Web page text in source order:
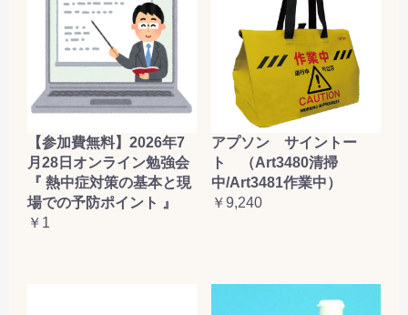
【参加費無料】2026年7
月28日オンライン勉強会
『 熱中症対策の基本と現
場での予防ポイント 』
￥1
アプソン サイントー
ト （Art3480清掃
中/Art3481作業中）
￥9,240